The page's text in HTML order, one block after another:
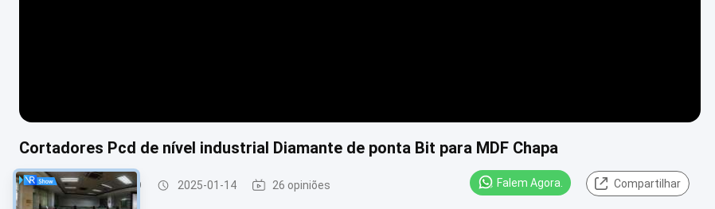
Cortadores Pcd de nível industrial Diamante de ponta Bit para MDF Chapa
Bits do roteador PCD 2025-01-14 26 opiniões Falem Agora. Compartilhar